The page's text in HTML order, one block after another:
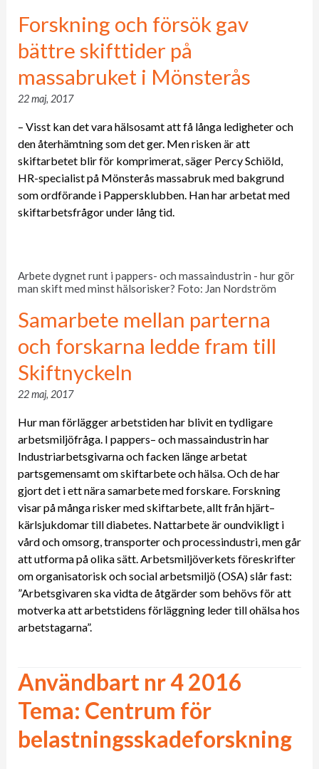
Forskning och försök gav
bättre skifttider på
massabruket i Mönsterås
22 maj, 2017
– Visst kan det vara hälsosamt att få långa ledigheter och
den återhämtning som det ger. Men risken är att
skiftarbetet blir för komprimerat, säger Percy Schiöld,
HR-specialist på Mönsterås massabruk med bakgrund
som ordförande i Pappersklubben. Han har arbetat med
skiftarbetsfrågor under lång tid.
Arbete dygnet runt i pappers- och massaindustrin - hur gör
man skift med minst hälsorisker? Foto: Jan Nordström
Samarbete mellan parterna
och forskarna ledde fram till
Skiftnyckeln
22 maj, 2017
Hur man förlägger arbetstiden har blivit en tydligare
arbetsmiljöfråga. I pappers– och massaindustrin har
Industriarbetsgivarna och facken länge arbetat
partsgemensamt om skiftarbete och hälsa. Och de har
gjort det i ett nära samarbete med forskare. Forskning
visar på många risker med skiftarbete, allt från hjärt–
kärlsjukdomar till diabetes. Nattarbete är oundvikligt i
vård och omsorg, transporter och processindustri, men går
att utforma på olika sätt. Arbetsmiljöverkets föreskrifter
om organisatorisk och social arbetsmiljö (OSA) slår fast:
”Arbetsgivaren ska vidta de åtgärder som behövs för att
motverka att arbetstidens förläggning leder till ohälsa hos
arbetstagarna”.
Användbart nr 4 2016
Tema: Centrum för
belastningsskadeforskning